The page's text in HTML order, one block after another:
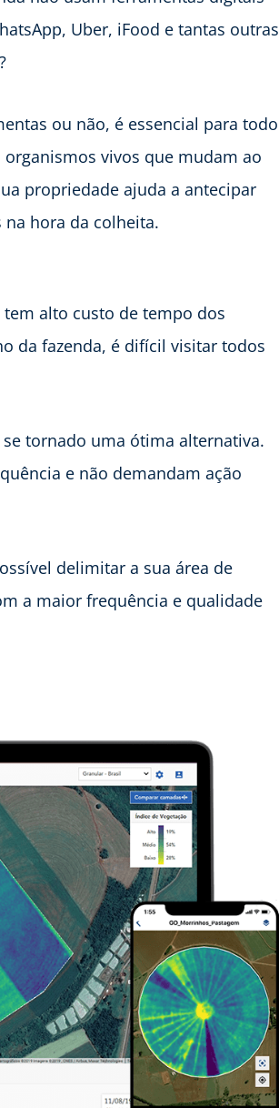
Uber, iFood e tantas outras
ou não, é essencial para todo
vivos que mudam ao
propriedade ajuda a antecipar
hora da colheita.
alto custo de tempo dos
da fazenda, é difícil visitar todos
tornado uma ótima alternativa.
e não demandam ação
delimitar a sua área de
a maior frequência e qualidade